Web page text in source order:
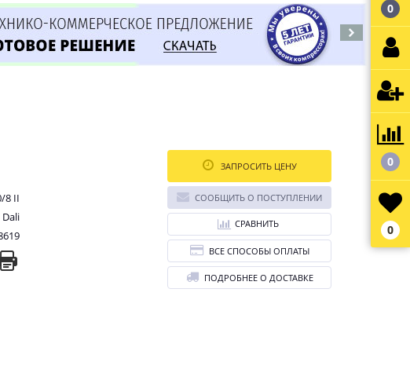
8 II
Dali
ЗАПРОСИТЬ ЦЕНУ
СООБЩИТЬ О ПОСТУПЛЕНИИ
СРАВНИТЬ
ВСЕ СПОСОБЫ ОПЛАТЫ
ПОДРОБНЕЕ О ДОСТАВКЕ
0
0
0